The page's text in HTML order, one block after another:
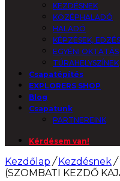
KEZDÉSNEK
KÖZÉPHALADÓ
HALADÓ
KÉPZÉSEK,
EGYÉNI OKTATÁS
TÚRAHELYSZÍNEK
Csapatépítés
EXPLORERS SHOP
Blog
Csapatunk
PARTNEREINK
Kérdésem van!
Kezdőlap / Kezdésnek /
(SZOMBATI KEZDŐ